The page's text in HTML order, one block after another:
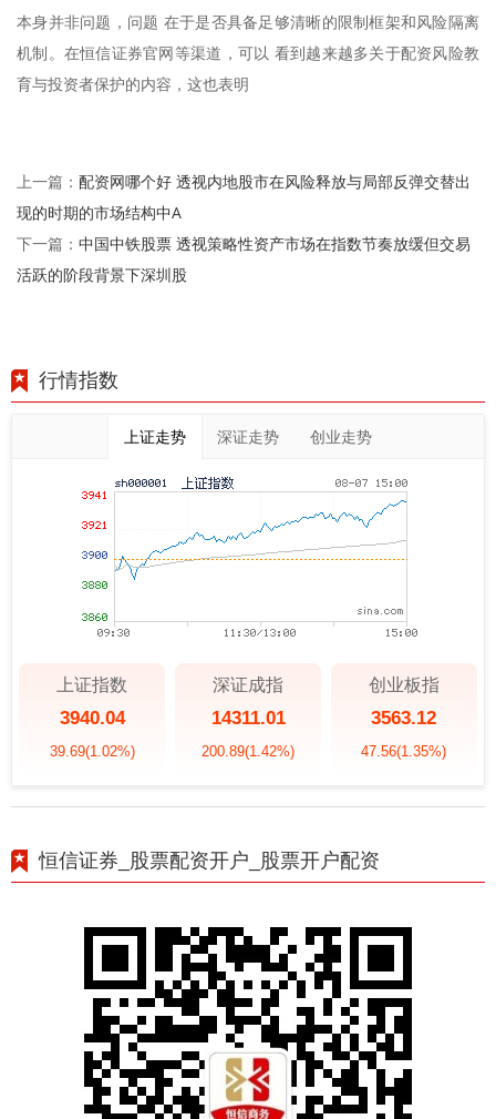
本身并非问题，问题 在于是否具备足够清晰的限制框架和风险隔离
机制。在恒信证券官网等渠道，可以 看到越来越多关于配资风险教
育与投资者保护的内容，这也表明
上一篇： 配资网哪个好 透视内地股市在风险释放与局部反弹交替出
现的时期的市场结构中A
下一篇： 中国中铁股票 透视策略性资产市场在指数节奏放缓但交易
活跃的阶段背景下深圳股
行情指数
上证走势 深证走势 创业走势
上证指数
3940.04
39.69(1.02%)
深证成指
14311.01
200.89(1.42%)
创业板指
3563.12
47.56(1.35%)
恒信证券_股票配资开户_股票开户配资